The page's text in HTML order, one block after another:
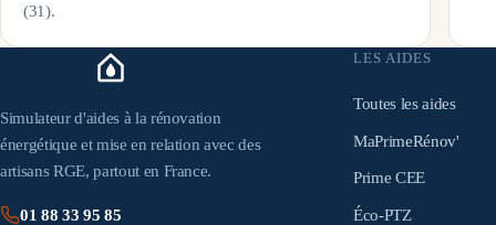
(31).
Simulateur d'aides à la rénovation
énergétique et mise en relation avec des
artisans RGE, partout en France.
01 88 33 95 85
LES AIDES
Toutes les aides
MaPrimeRénov'
Prime CEE
Éco-PTZ